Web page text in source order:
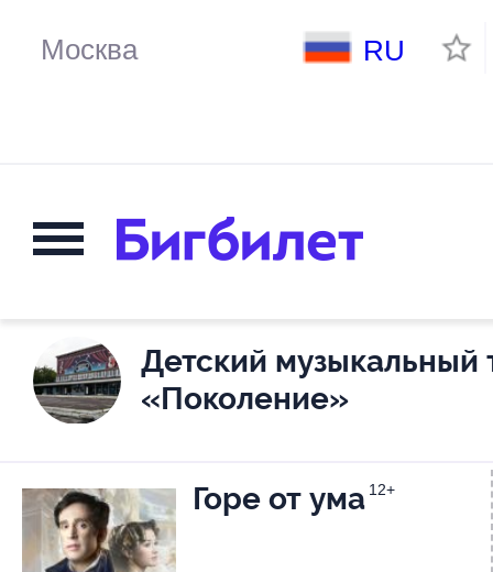
RU
Детский музыкальный
«Поколение»
Горе от ума 12+